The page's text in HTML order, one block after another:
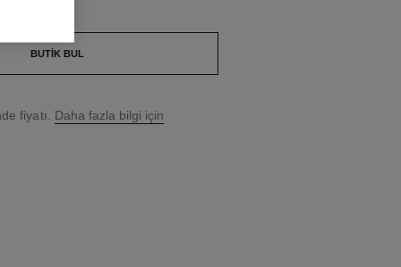
BUTIK BUL
fiyatı. Daha fazla bilgi için